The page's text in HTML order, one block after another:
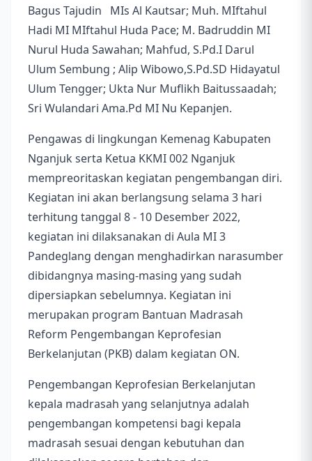
Bagus Tajudin MIs Al Kautsar; Muh. MIftahul
Hadi MI MIftahul Huda Pace; M. Badruddin MI
Nurul Huda Sawahan; Mahfud, S.Pd.I Darul
Ulum Sembung ; Alip Wibowo,S.Pd.SD Hidayatul
Ulum Tengger; Ukta Nur Muflikh Baitussaadah;
Sri Wulandari Ama.Pd MI Nu Kepanjen.
Pengawas di lingkungan Kemenag Kabupaten
Nganjuk serta Ketua KKMI 002 Nganjuk
mempreoritaskan kegiatan pengembangan diri.
Kegiatan ini akan berlangsung selama 3 hari
terhitung tanggal 8 - 10 Desember 2022,
kegiatan ini dilaksanakan di Aula MI 3
Pandeglang dengan menghadirkan narasumber
dibidangnya masing-masing yang sudah
dipersiapkan sebelumnya. Kegiatan ini
merupakan program Bantuan Madrasah
Reform Pengembangan Keprofesian
Berkelanjutan (PKB) dalam kegiatan ON.
Pengembangan Keprofesian Berkelanjutan
kepala madrasah yang selanjutnya adalah
pengembangan kompetensi bagi kepala
madrasah sesuai dengan kebutuhan dan